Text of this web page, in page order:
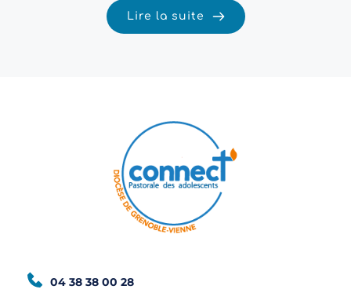
Lire la suite
04 38 38 00 28